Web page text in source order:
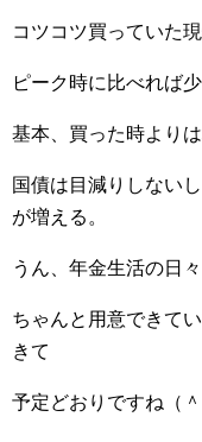
コツコツ買っていた
ピーク時に比べれば
基本、買った時よりは
国債は目減りしない
が増える。
うん、年金生活の日
ちゃんと用意できて
きて
予定どおりですね（＾